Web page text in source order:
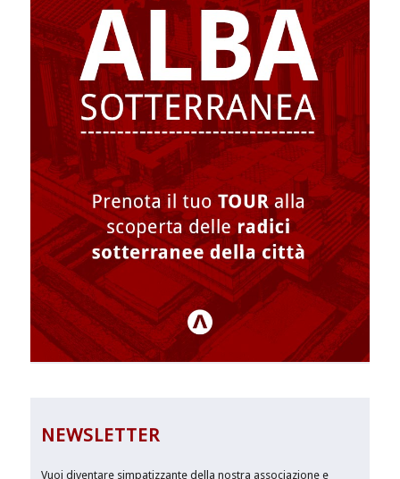
NEWSLETTER
Vuoi diventare simpatizzante della nostra associazione e